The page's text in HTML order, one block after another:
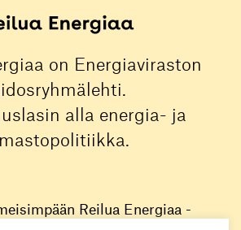
on Energiaviraston
alla energia- ja
Reilua Energiaa -